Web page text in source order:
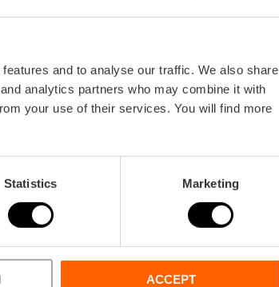
and to analyse our traffic. We also share
analytics partners who may combine it with
your use of their services. You will find more
Statistics Marketing
ACCEPT